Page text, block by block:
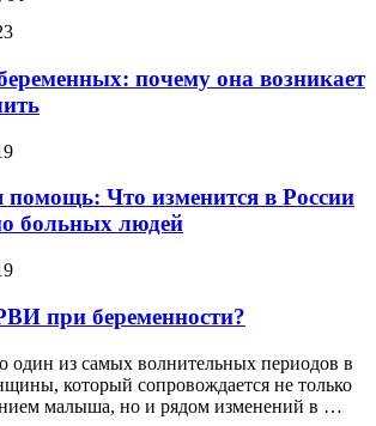
почему она возникает
Что изменится в России
больных людей
при беременности?
один из самых волнительных периодов в
который сопровождается не только
малыша, но и рядом изменений в …